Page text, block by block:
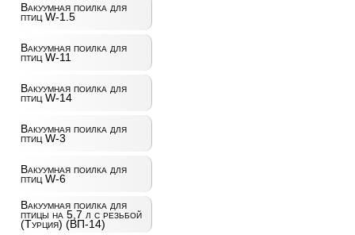
Вакуумная поилка для
птиц W-1.5
Вакуумная поилка для
птиц W-11
Вакуумная поилка для
птиц W-14
Вакуумная поилка для
птиц W-3
Вакуумная поилка для
птиц W-6
Вакуумная поилка для
птицы на 5,7 л с резьбой
(Турция) (ВП-14)